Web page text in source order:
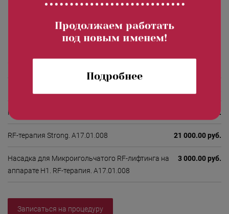
Микроигольчатый RF-лифтинг — это эффективный способ
запускает естественные механизмы регенерации кожи,
возвращает ей упругость, свежесть и молодость.
Стоимость процедур
RF-терапия Middle. А17.01.008 18 000.00 руб.
RF-терапия Strong. А17.01.008 21 000.00 руб.
Насадка для Микроигольчатого RF-лифтинга на
аппарате Н1. RF-терапия. А17.01.008
3 000.00 руб.
Записаться на процедуру
Продолжаем работать
под новым именем!
Подробнее